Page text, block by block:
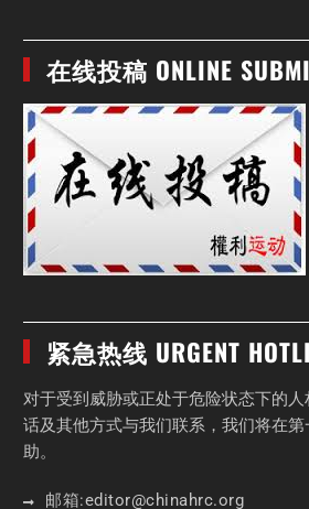
在线投稿 ONLINE
紧急热线 URGENT
对于受到威胁或正处于危险状态下的
话及其他方式与我们联系，我们将在
助。
邮箱:editor@chinahrc.org